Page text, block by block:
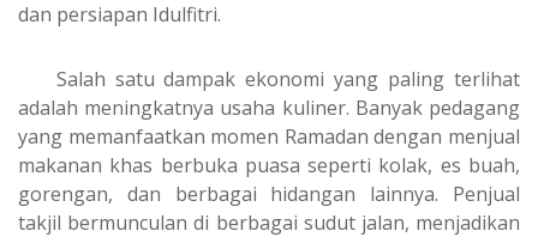
dan persiapan Idulfitri.
Salah satu dampak ekonomi yang paling terlihat
adalah meningkatnya usaha kuliner. Banyak pedagang
yang memanfaatkan momen Ramadan dengan menjual
makanan khas berbuka puasa seperti kolak, es buah,
gorengan, dan berbagai hidangan lainnya. Penjual
takjil bermunculan di berbagai sudut jalan, menjadikan